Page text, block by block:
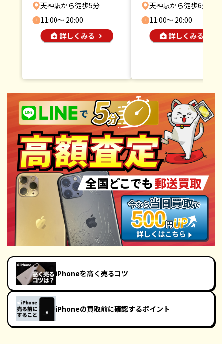
天神駅から徒歩5分
11:00〜 20:00
天神駅から徒歩6分
11:00〜 20:00
iPhoneを高く売るコツ
iPhoneの買取前に確認するポイント